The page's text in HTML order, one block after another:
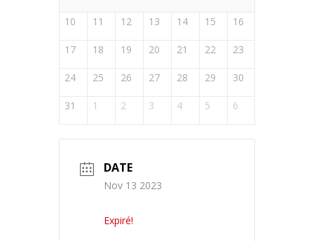
10 11 12 13 14 15 16
17 18 19 20 21 22 23
24 25 26 27 28 29 30
31 1 2 3 4 5 6
DATE
Nov 13 2023
Expiré!